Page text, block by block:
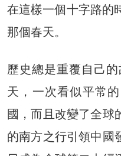
在這樣一個十字路的
那個春天。
歷史總是重覆自己
天，一次看似平常
國，而且改變了全球
的南方之行引領中國